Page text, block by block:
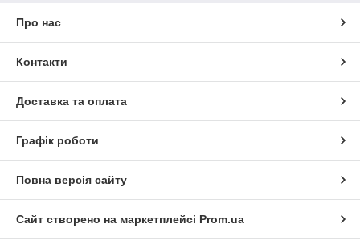
Про нас
Контакти
Доставка та оплата
Графік роботи
Повна версія сайту
Сайт створено на маркетплейсі Prom.ua